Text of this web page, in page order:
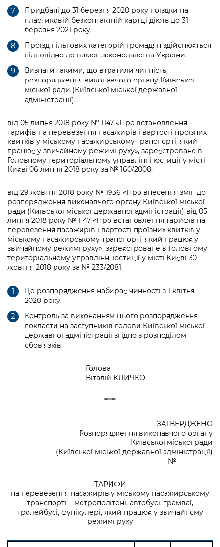
Придбані до 31 березня 2020 року поїздки на
пластиковій безконтактній картці діють до 31
березня 2021 року.
Проїзд пільгових категорій громадян здійснюється
відповідно до вимог законодавства України.
Визнати такими, що втратили чинність,
розпорядження виконавчого органу Київської
міської ради (Київської міської державної
адміністрації):
від 05 липня 2018 року № 1147 «Про встановлення
тарифів на перевезення пасажирів і вартості проїзних
квитків у міському пасажирському транспорті, який
працює у звичайному режимі руху», зареєстроване в
Головному територіальному управлінні юстиції у місті
Києві 06 липня 2018 року за № 160/2008;
від 29 жовтня 2018 року № 1936 «Про внесення змін до
розпорядження виконавчого органу Київської міської
ради (Київської міської державної адміністрації) від 05
липня 2018 року № 1147 «Про встановлення тарифів на
перевезення пасажирів і вартості проїзних квитків у
міському пасажирському транспорті, який працює у
звичайному режимі руху», зареєстроване в Головному
територіальному управлінні юстиції у місті Києві 30
жовтня 2018 року за № 233/2081.
Це розпорядження набирає чинності з 1 квітня
2020 року.
Контроль за виконанням цього розпорядження
покласти на заступників голови Київської міської
державної адміністрації згідно з розподілом
обов’язків.
Голова
Віталій КЛИЧКО
*****
ЗАТВЕРДЖЕНО
Розпорядження виконавчого органу
Київської міської ради
(Київської міської державної адміністрації)
_______________ № __________
ТАРИФИ
на перевезення пасажирів у міському пасажирському
транспорті – метрополітені, автобусі, трамваї,
тролейбусі, фунікулері, який працює у звичайному
режимі руху